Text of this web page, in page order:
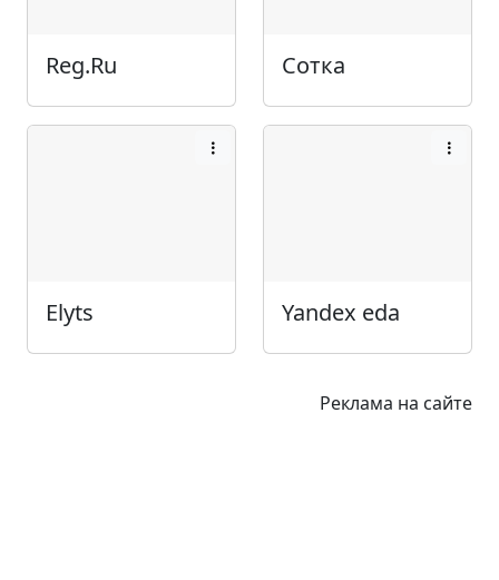
Reg.Ru Сотка
Elyts Yandex eda
Реклама на сайте